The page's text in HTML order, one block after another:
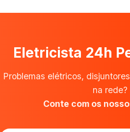
Eletricista 24h
Problemas elétricos,
na rede?
Conte com os